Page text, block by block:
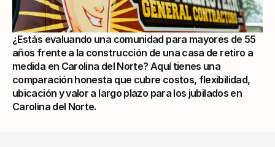
¿Estás evaluando una comunidad para mayores de 55
años frente a la construcción de una casa de retiro a
medida en Carolina del Norte? Aquí tienes una
comparación honesta que cubre costos, flexibilidad,
ubicación y valor a largo plazo para los jubilados en
Carolina del Norte.